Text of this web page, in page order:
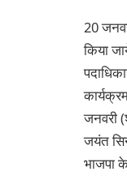
20
किया
जनवरी
जयंत
भाजपा